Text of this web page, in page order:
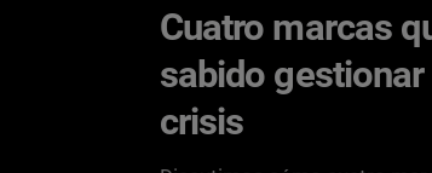
Cuatro marcas
sabido
crisis